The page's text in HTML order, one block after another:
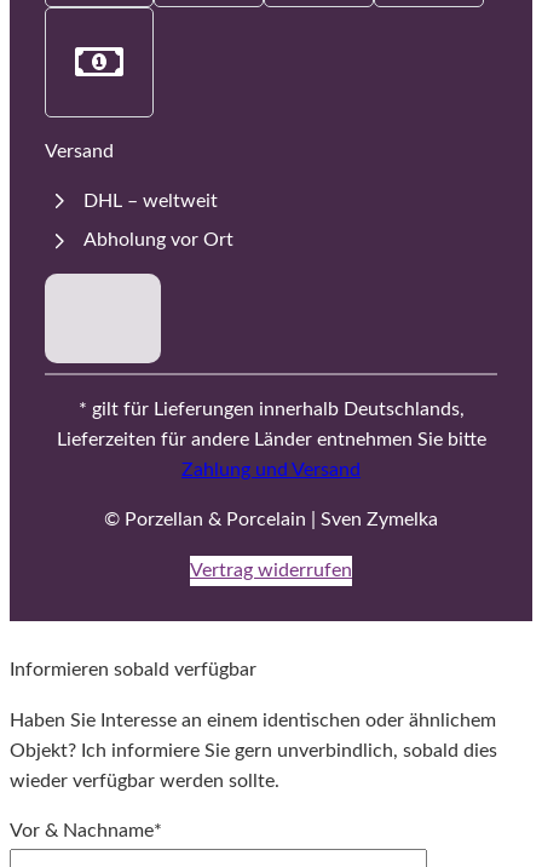
Versand
DHL – weltweit
Abholung vor Ort
* gilt für Lieferungen innerhalb Deutschlands,
Lieferzeiten für andere Länder entnehmen Sie bitte
Zahlung und Versand
© Porzellan & Porcelain | Sven Zymelka
Vertrag widerrufen
Informieren sobald verfügbar
Haben Sie Interesse an einem identischen oder ähnlichem
Objekt? Ich informiere Sie gern unverbindlich, sobald dies
wieder verfügbar werden sollte.
Vor & Nachname*